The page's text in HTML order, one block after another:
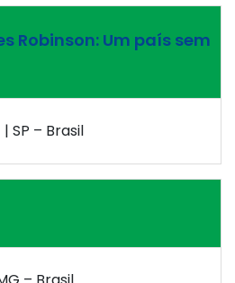
Robinson: Um país sem
SP – Brasil